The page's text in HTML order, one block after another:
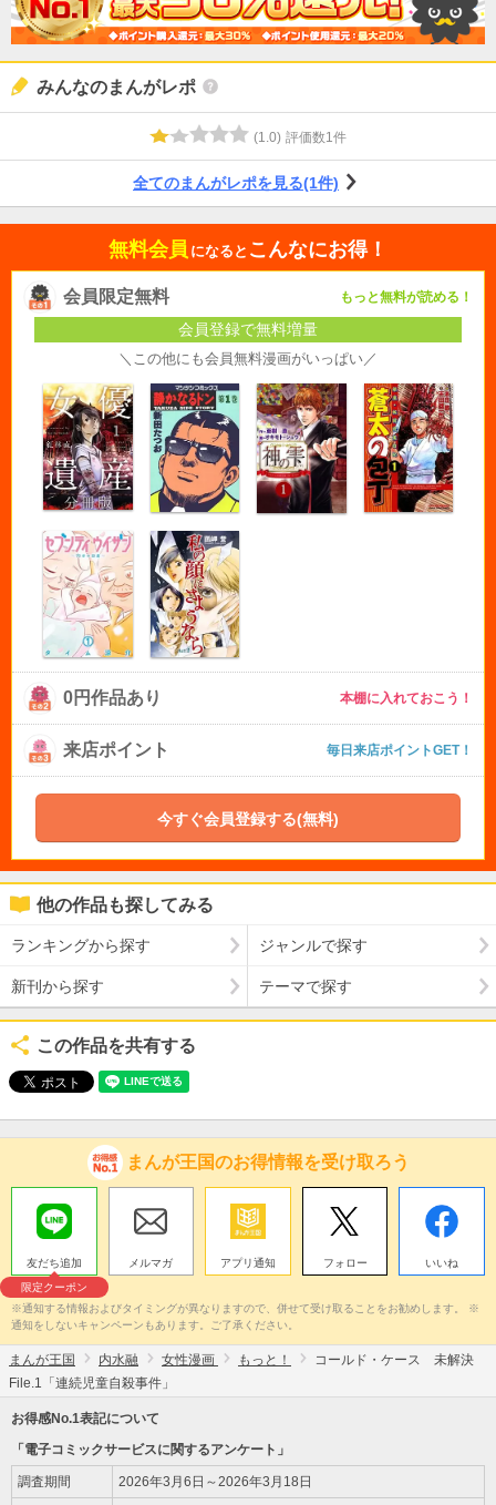
みんなのまんがレポ
(1.0) 評価数1件
全てのまんがレポを見る(1件)
無料会員 になると こんなにお得！
会員限定無料 もっと無料が読める！
会員登録で無料増量
＼この他にも会員無料漫画がいっぱい／
0円作品あり 本棚に入れておこう！
来店ポイント 毎日来店ポイントGET！
今すぐ会員登録する(無料)
他の作品も探してみる
ランキングから探す ジャンルで探す
新刊から探す テーマで探す
この作品を共有する
まんが王国のお得情報を受け取ろう
友だち追加
限定クーポン
メルマガ アプリ通知 フォロー いいね
※通知する情報およびタイミングが異なりますので、併せて受け取ることをお勧めします。 ※
通知をしないキャンペーンもあります。ご了承ください。
まんが王国 内水融 女性漫画 もっと！
コールド・ケース 未解決
File.1「連続児童自殺事件」
お得感No.1表記について
「電子コミックサービスに関するアンケート」
調査期間 2026年3月6日～2026年3月18日